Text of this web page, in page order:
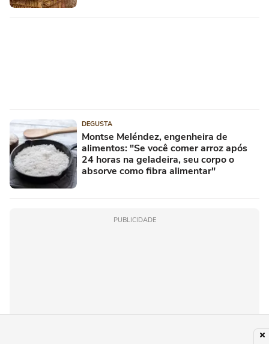
DEGUSTA
Montse Meléndez, engenheira de
alimentos: "Se você comer arroz após
24 horas na geladeira, seu corpo o
absorve como fibra alimentar"
PUBLICIDADE